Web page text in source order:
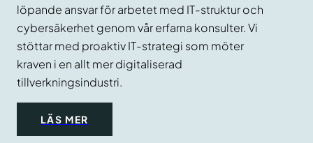
löpande ansvar för arbetet med IT-struktur och
cybersäkerhet genom vår erfarna konsulter. Vi
stöttar med proaktiv IT-strategi som möter
kraven i en allt mer digitaliserad
tillverkningsindustri.
LÄS MER